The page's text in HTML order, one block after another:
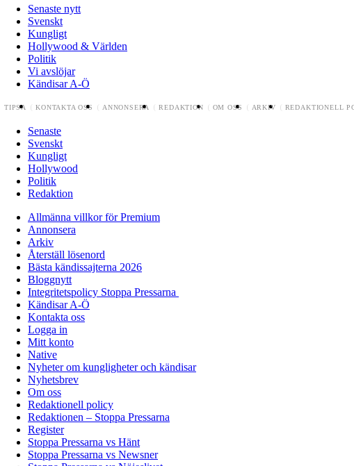
Senaste nytt
Svenskt
Kungligt
Hollywood & Världen
Politik
Vi avslöjar
Kändisar A-Ö
TIPSA KONTAKTA OSS ANNONSERA REDAKTION OM OSS ARKIV REDAKTIONELL
Senaste
Svenskt
Kungligt
Hollywood
Politik
Redaktion
Allmänna villkor för Premium
Annonsera
Arkiv
Återställ lösenord
Bästa kändissajterna 2026
Bloggnytt
Integritetspolicy Stoppa Pressarna
Kändisar A-Ö
Kontakta oss
Logga in
Mitt konto
Native
Nyheter om kungligheter och kändisar
Nyhetsbrev
Om oss
Redaktionell policy
Redaktionen – Stoppa Pressarna
Register
Stoppa Pressarna vs Hänt
Stoppa Pressarna vs Newsner